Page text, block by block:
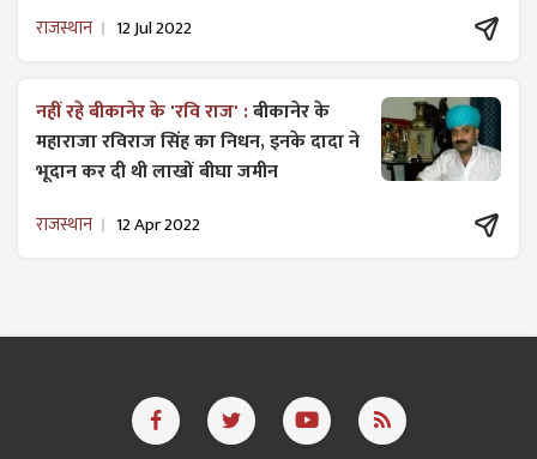
राजस्थान 12 Jul 2022
नहीं रहे बीकानेर के 'रवि राज' :बीकानेर के
महाराजा रविराज सिंह का निधन, इनके दादा ने
भूदान कर दी थी लाखों बीघा जमीन
राजस्थान 12 Apr 2022